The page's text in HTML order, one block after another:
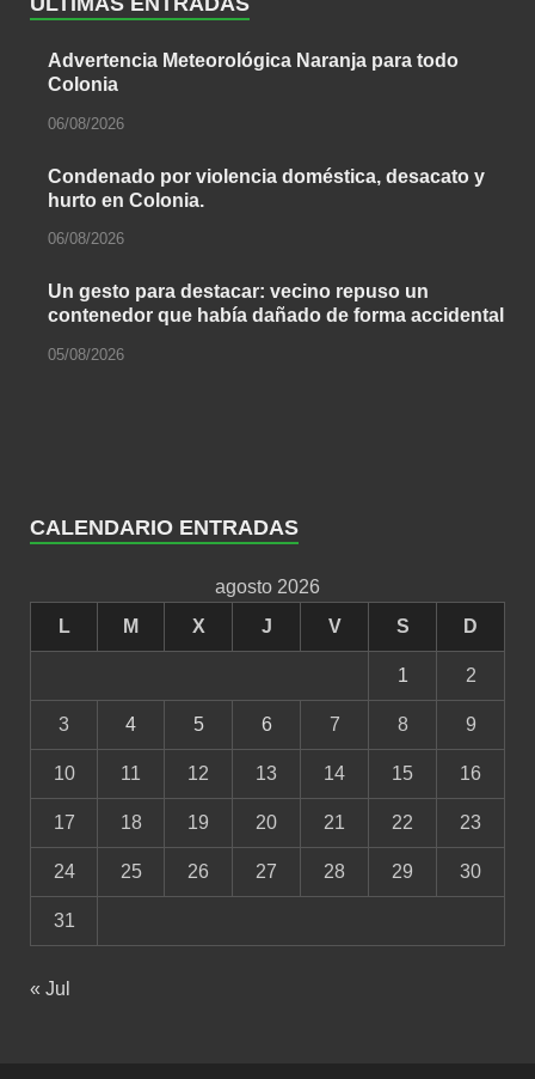
Advertencia Meteorológica Naranja para todo
Colonia
06/08/2026
Condenado por violencia doméstica, desacato y
hurto en Colonia.
06/08/2026
Un gesto para destacar: vecino repuso un
contenedor que había dañado de forma accidental
05/08/2026
CALENDARIO ENTRADAS
agosto 2026
L
M X J V S D
1 2
3 4 5 6 7 8 9
10 11 12 13 14 15 16
17 18 19 20 21 22 23
24 25 26 27 28 29 30
31
« Jul